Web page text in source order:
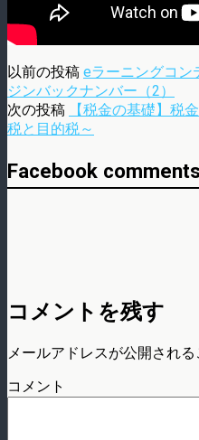
以前の投稿 eラーニングコ
ジンバックナンバー（2）
次の投稿
【税金の基礎】税
税と目的税～
Facebook
コメントを残す
メールアドレスが公開される
コメント